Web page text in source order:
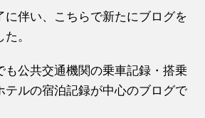
に伴い、こちらで新たにブログを
。
も公共交通機関の乗車記録・搭乗
テルの宿泊記録が中心のブログで